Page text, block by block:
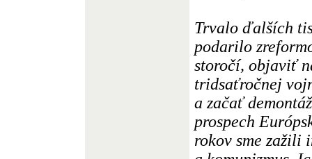
Trvalo ďalších
podarilo
storočí, objaviť
tridsaťročnej
a začať
prospech
rokov sme zažili